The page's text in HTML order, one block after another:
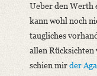
Ueber den Werth
kann wohl noch
taugliches
allen
schien mirder